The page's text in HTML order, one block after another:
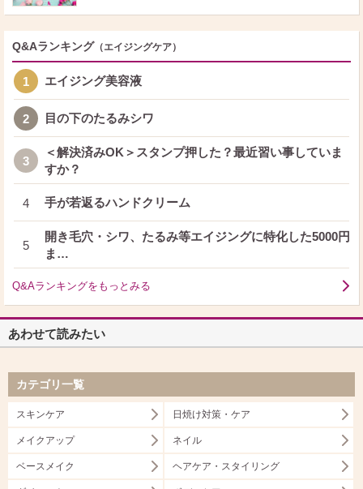
Q&Aランキング （エイジングケア）
1 エイジング美容液
2 目の下のたるみシワ
3
＜解決済みOK＞スタンプ押した？最近習い事していま
すか？
4 手が若返るハンドクリーム
5
開き毛穴・シワ、たるみ等エイジングに特化した5000円
ま…
Q&Aランキングをもっとみる
あわせて読みたい
カテゴリ一覧
スキンケア 日焼け対策・ケア
メイクアップ ネイル
ベースメイク ヘアケア・スタイリング